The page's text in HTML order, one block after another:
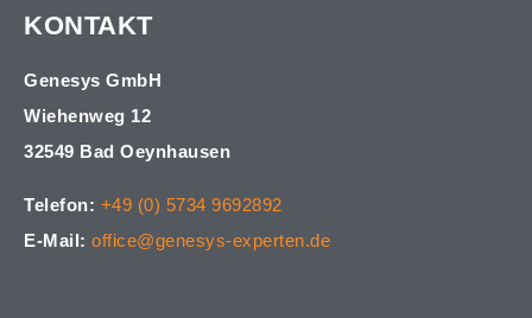
KONTAKT
Genesys GmbH
Wiehenweg 12
32549 Bad Oeynhausen
Telefon: +49 (0) 5734 9692892
E-Mail: office@genesys-experten.de